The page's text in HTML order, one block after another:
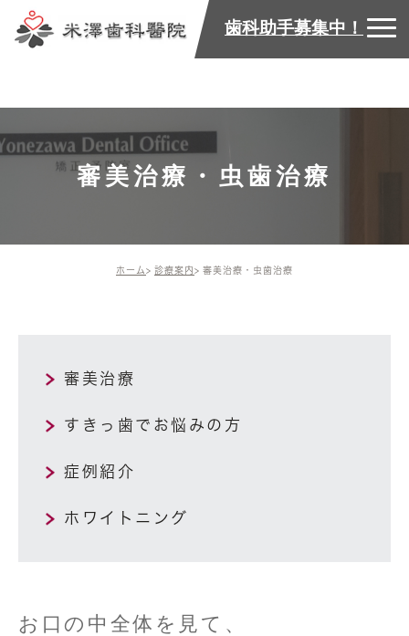
歯科助手募集中！
審美治療・虫歯治療
ホーム 診療案内 審美治療・虫歯治療
審美治療
すきっ歯でお悩みの方
症例紹介
ホワイトニング
お口の中全体を見て、